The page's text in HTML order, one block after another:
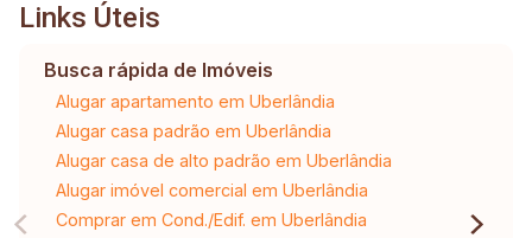
Links Úteis
Busca rápida de Imóveis
Alugar apartamento em Uberlândia
Alugar casa padrão em Uberlândia
Alugar casa de alto padrão em Uberlândia
Alugar imóvel comercial em Uberlândia
Comprar em Cond./Edif. em Uberlândia